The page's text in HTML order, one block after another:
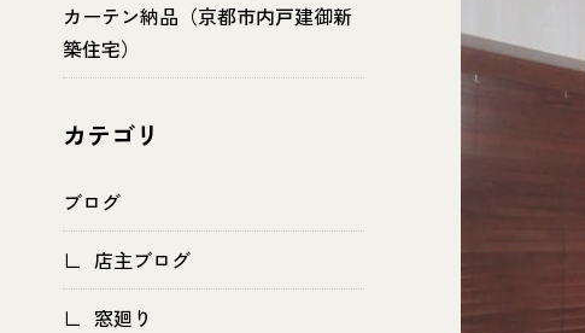
カーテン納品（京都市内戸建御新
築住宅）
カテゴリ
ブログ
店主ブログ
窓廻り